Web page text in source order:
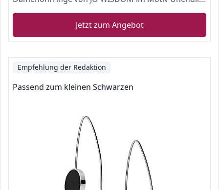
Jetzt zum Angebot
Empfehlung der Redaktion
Passend zum kleinen Schwarzen